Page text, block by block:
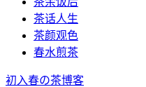
茶话人生
茶颜观色
春水煎茶
初入春の茶博客